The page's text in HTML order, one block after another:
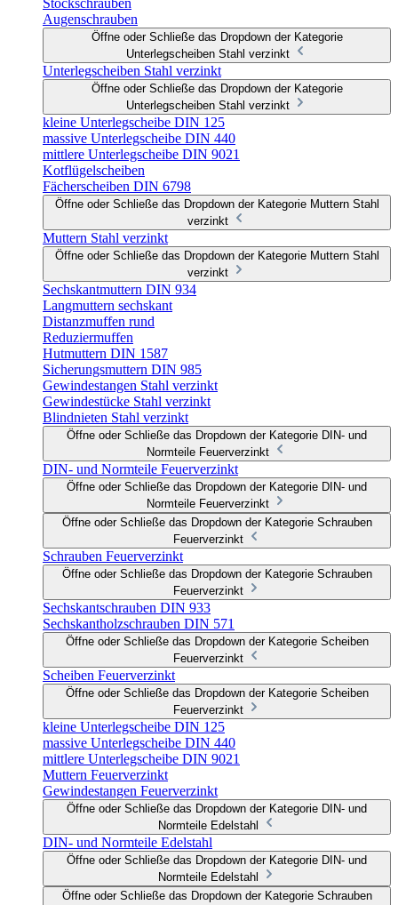
Stockschrauben
Augenschrauben
Öffne oder Schließe das Dropdown der Kategorie
Unterlegscheiben Stahl verzinkt
Unterlegscheiben Stahl verzinkt
Öffne oder Schließe das Dropdown der Kategorie
Unterlegscheiben Stahl verzinkt
kleine Unterlegscheibe DIN 125
massive Unterlegscheibe DIN 440
mittlere Unterlegscheibe DIN 9021
Kotflügelscheiben
Fächerscheiben DIN 6798
Öffne oder Schließe das Dropdown der Kategorie Muttern Stahl
verzinkt
Muttern Stahl verzinkt
Öffne oder Schließe das Dropdown der Kategorie Muttern Stahl
verzinkt
Sechskantmuttern DIN 934
Langmuttern sechskant
Distanzmuffen rund
Reduziermuffen
Hutmuttern DIN 1587
Sicherungsmuttern DIN 985
Gewindestangen Stahl verzinkt
Gewindestücke Stahl verzinkt
Blindnieten Stahl verzinkt
Öffne oder Schließe das Dropdown der Kategorie DIN- und
Normteile Feuerverzinkt
DIN- und Normteile Feuerverzinkt
Öffne oder Schließe das Dropdown der Kategorie DIN- und
Normteile Feuerverzinkt
Öffne oder Schließe das Dropdown der Kategorie Schrauben
Feuerverzinkt
Schrauben Feuerverzinkt
Öffne oder Schließe das Dropdown der Kategorie Schrauben
Feuerverzinkt
Sechskantschrauben DIN 933
Sechskantholzschrauben DIN 571
Öffne oder Schließe das Dropdown der Kategorie Scheiben
Feuerverzinkt
Scheiben Feuerverzinkt
Öffne oder Schließe das Dropdown der Kategorie Scheiben
Feuerverzinkt
kleine Unterlegscheibe DIN 125
massive Unterlegscheibe DIN 440
mittlere Unterlegscheibe DIN 9021
Muttern Feuerverzinkt
Gewindestangen Feuerverzinkt
Öffne oder Schließe das Dropdown der Kategorie DIN- und
Normteile Edelstahl
DIN- und Normteile Edelstahl
Öffne oder Schließe das Dropdown der Kategorie DIN- und
Normteile Edelstahl
Öffne oder Schließe das Dropdown der Kategorie Schrauben